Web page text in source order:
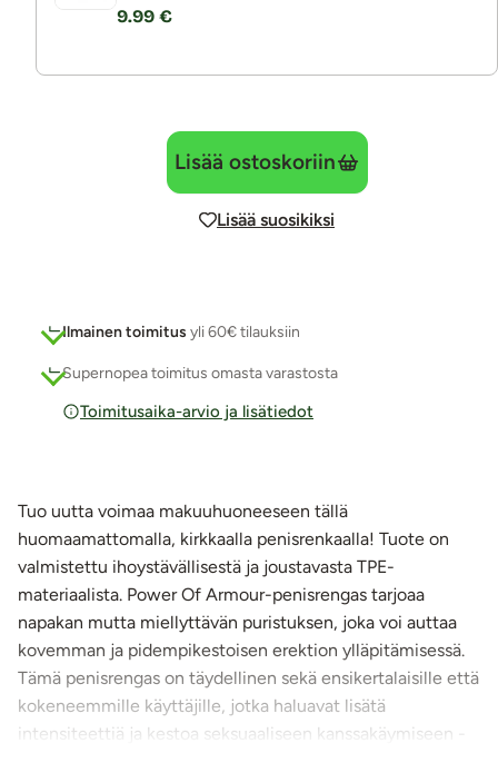
9.99 €
Lisää ostoskoriin
Lisää suosikiksi
Ilmainen toimitus yli 60€ tilauksiin
Supernopea toimitus omasta varastosta
Toimitusaika-arvio ja lisätiedot
Tuo uutta voimaa makuuhuoneeseen tällä
huomaamattomalla, kirkkaalla penisrenkaalla! Tuote on
valmistettu ihoystävällisestä ja joustavasta TPE-
materiaalista. Power Of Armour-penisrengas tarjoaa
napakan mutta miellyttävän puristuksen, joka voi auttaa
kovemman ja pidempikestoisen erektion ylläpitämisessä.
Tämä penisrengas on täydellinen sekä ensikertalaisille että
kokeneemmille käyttäjille, jotka haluavat lisätä
intensiteettiä ja kestoa seksuaaliseen kanssakäymiseen -